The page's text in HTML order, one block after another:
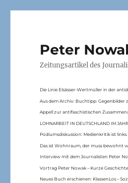
Peter
Zeitungsartikel des
Die Linie Elsässer-Wertmüller in der
Aus dem Archiv: Buchtipp: Gegenbilder
Appell zur antifaschistischen
LOHNARBEIT IN DEUTSCHLAND IM
Podiumsdiskussion: Medienkritik ist
Das ist Wohnraum, der muss bewohnt
Interview mit dem Journalisten Peter
Vortrag Peter Nowak – Kurze
Neues Buch erschienen: KlassenLos –